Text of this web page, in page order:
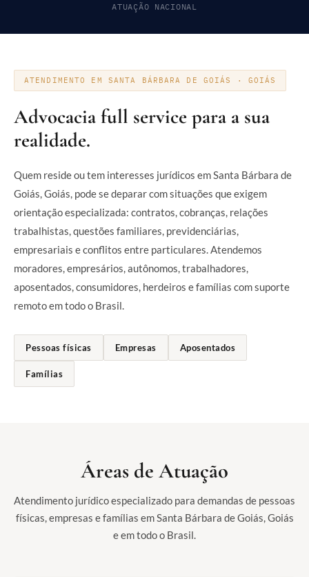
ATUAÇÃO NACIONAL
ATENDIMENTO EM SANTA BÁRBARA DE GOIÁS · GOIÁS
Advocacia full service para a sua
realidade.
Quem reside ou tem interesses jurídicos em Santa Bárbara de
Goiás, Goiás, pode se deparar com situações que exigem
orientação especializada: contratos, cobranças, relações
trabalhistas, questões familiares, previdenciárias,
empresariais e conflitos entre particulares. Atendemos
moradores, empresários, autônomos, trabalhadores,
aposentados, consumidores, herdeiros e famílias com suporte
remoto em todo o Brasil.
Pessoas físicas Empresas Aposentados
Famílias
Áreas de Atuação
Atendimento jurídico especializado para demandas de pessoas
físicas, empresas e famílias em Santa Bárbara de Goiás, Goiás
e em todo o Brasil.